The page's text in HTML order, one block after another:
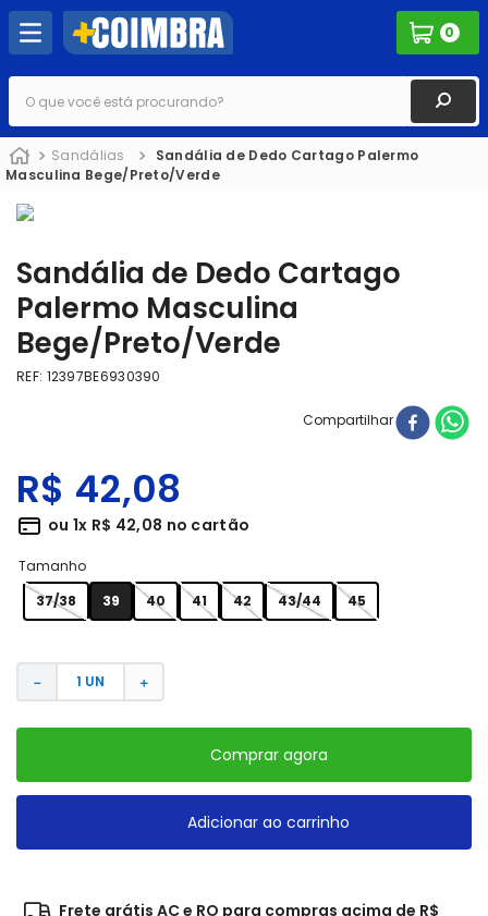
0
O que você está procurando?
Sandálias
Sandália de Dedo Cartago Palermo
Masculina Bege/Preto/Verde
Sandália de Dedo Cartago
Palermo Masculina
Bege/Preto/Verde
REF: 12397BE6930390
Compartilhar
R$ 42,08
ou 1x R$ 42,08 no cartão
Tamanho
37/38
39 40 41 42 43/44 45
＋
－
Comprar agora
Adicionar ao carrinho
Frete grátis AC e RO para compras acima de R$